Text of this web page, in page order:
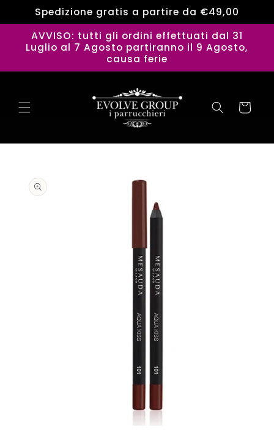
direttamente
ai contenuti
Spedizione gratis a partire da €49,00
AVVISO: tutti gli ordini effettuati dal 31
Luglio al 7 Agosto partiranno il 9 Agosto,
causa ferie
Carrello
prodotto